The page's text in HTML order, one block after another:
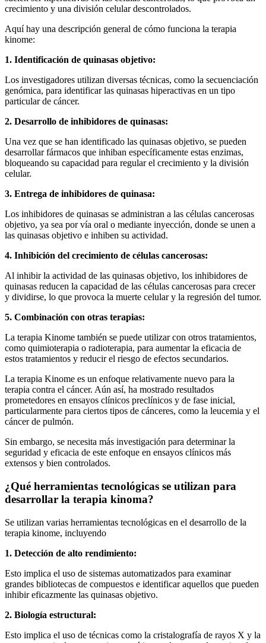
crecimiento y una división celular descontrolados.
Aquí hay una descripción general de cómo funciona la terapia
kinome:
1. Identificación de quinasas objetivo:
Los investigadores utilizan diversas técnicas, como la secuenciación
genómica, para identificar las quinasas hiperactivas en un tipo
particular de cáncer.
2. Desarrollo de inhibidores de quinasas:
Una vez que se han identificado las quinasas objetivo, se pueden
desarrollar fármacos que inhiban específicamente estas enzimas,
bloqueando su capacidad para regular el crecimiento y la división
celular.
3. Entrega de inhibidores de quinasa:
Los inhibidores de quinasas se administran a las células cancerosas
objetivo, ya sea por vía oral o mediante inyección, donde se unen a
las quinasas objetivo e inhiben su actividad.
4. Inhibición del crecimiento de células cancerosas:
Al inhibir la actividad de las quinasas objetivo, los inhibidores de
quinasas reducen la capacidad de las células cancerosas para crecer
y dividirse, lo que provoca la muerte celular y la regresión del tumor.
5. Combinación con otras terapias:
La terapia Kinome también se puede utilizar con otros tratamientos,
como quimioterapia o radioterapia, para aumentar la eficacia de
estos tratamientos y reducir el riesgo de efectos secundarios.
La terapia Kinome es un enfoque relativamente nuevo para la
terapia contra el cáncer. Aún así, ha mostrado resultados
prometedores en ensayos clínicos preclínicos y de fase inicial,
particularmente para ciertos tipos de cánceres, como la leucemia y el
cáncer de pulmón.
Sin embargo, se necesita más investigación para determinar la
seguridad y eficacia de este enfoque en ensayos clínicos más
extensos y bien controlados.
¿Qué herramientas tecnológicas se utilizan para
desarrollar la terapia kinoma?
Se utilizan varias herramientas tecnológicas en el desarrollo de la
terapia kinome, incluyendo
1. Detección de alto rendimiento:
Esto implica el uso de sistemas automatizados para examinar
grandes bibliotecas de compuestos e identificar aquellos que pueden
inhibir eficazmente las quinasas objetivo.
2. Biología estructural:
Esto implica el uso de técnicas como la cristalografía de rayos X y la